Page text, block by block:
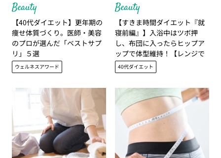
Beauty
【40代ダイエット】更年期の
痩せ体質づくり。医師・美容
のプロが選んだ「ベストサプ
リ」５選
ウェルネスアワード
Beauty
【すきま時間ダイエット『就
寝前編』】入浴中はツボ押
し、布団に入ったらヒップア
ップで体型維持！【レンジで
作れる簡単スイーツも】
40代ダイエット